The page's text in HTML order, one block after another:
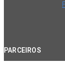
PARCEIROS